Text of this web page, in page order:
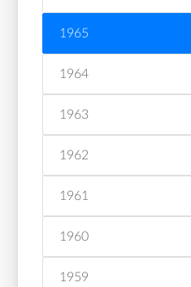
1965
1964
1963
1962
1961
1960
1959